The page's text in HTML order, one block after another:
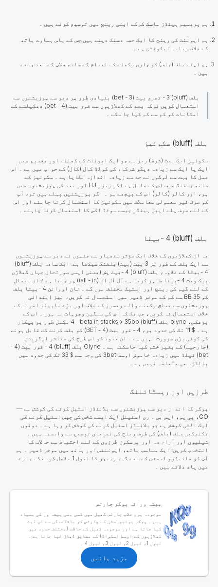
ہم پریمیم ہینڈز ماسک کرکے اپنی رینج میں توسیع کرتے ہیں ۔
ہم اپوننٹ کی رینج کا ایک حصہ دستک دیتے ہیں جس کے پاس ہمارے ہاتھ
کے خلاف زیادہ ایکوئٹی ہے ۔
ہم اپنے بلف (بلف) کو جاری رکھنے کے اقدام کے ساتھ فلاپ کے بعد جاتے
ہیں ۔
بلف (bluff) 3 - تھری بیٹ (3 - bet) بنیادی طور پر دیر سے پوزیشنوں سے
استعمال کریں تاکہ بعد کے کھلاڑیوں سے فور بیٹ (4 - bet) دھکیلنے کے
امکانات کو کم سے کم کیا جا سکے ۔
بلف (bluff) سکوئیز
سکوئیز ایک بیٹ (شرط) ریز
ہے جو ایک اپوننٹ کے کھلنے اور تقسیم میں
ایک یا ایک سے زیادہ دیگر شرکاء کی کولڈ کال (کال) کے جواب میں ہے ۔ اس
عمل کا بہت سے لوگوں نے حد سے زیادہ اندازہ لگایا ہے ۔ سکوئیز کے
ساتھ بلفنگ صرف اس کے قابل ہے اگر ریزر HJ اور بعد کی پوزیشنوں میں
ہو، اور کالر (کالر) اس کے پیچھے ہو ۔ اگر پوزیشنیں پہلے ہیں تو، آپ
کو صرف غیر معمولی معاملات میں سکوئیز کا استعمال کرنا چاہئے اور اس
کے لئے صرف پلے ایبل ہینڈز جیسے سوٹڈ اکس کا استعمال کرنا چاہئے ۔
بلف (bluff) 4 -بیٹا
یہ ان کھلاڑیوں کے خلاف ایک مؤثر ہتھیار ہے جنہوں نے دیر سے پوزیشنوں
سے ایک بلف کے طور پر 3 بیٹ (بیٹ) بلفنگ سیکھا ہے. ایک سادہ بلف (bluff)
4 -بیٹا کے علاوہ، بلف (bluff) 4 -بیٹ پش (یعنی ایسی صورتحال جہاں کھلاڑی
بیک وقت 4 -بیٹا ظاہر کرتا ہے آل آل ان (all - in)) پر جاتا ہے ؛ ان اعمال
کے لئے گیم کی رینج اور اسٹیک مختلف ہوں گے ۔ نان اووائن 4 -بیٹا بلف
کو 35 BB سے کم کے موثر ڈھیر میں استعمال نہ کریں، نیز ابتدائی
پوزیشنوں سے تعلق رکھنے والے ریسرز کے خلاف اور بڑے نابینا افراد کے
خلاف استعمال نہ کریں، جب تک کہ اس کی سنگین وجوہات نہ ہوں ۔ اس کے
برعکس، olyne بلف (bluff) 4 - beta in stacks > 35bb مکمل طور پر بیکار
ہے ۔ $ 11 تک کی حدود پر، 4 - فور بیٹ (4 - BET) کو بلف کرنے کے قابل ہونے
کی کوئی بڑی ضرورت نہیں ہے ۔ ان حدود کو اس طرح کی منتشر ایگریشن
(جارحیت) کے بغیر ختم کیا جاسکتا ہے ۔ Olyne بلف (bluff) 4 - فور بیٹ (4 -
bet) فیلڈ میں زیادہ خاموش اوسط 3bet کی وجہ سے $ 33 تک کی حدود میں
بالکل بھی متعلقہ نہیں ہے ۔
طرزیں اور ریسٹائلنگ
پوکر کا انداز دیر سے پوزیشنوں سے بلائنڈز اسٹیل کرنے کی کوشش ہے —
CO ، بی یو ، ایس بی
۔ ری اسٹیئل ایک ایسے شخص کی چپس اسٹیل کرنے کی
ایک الٹی کوشش ہے جو بلائنڈز اسٹیل کرنے کی کوشش کر رہا ہے ۔ دونوں
تکنیکیں بلف (بلف) کی طرف رینج کی نمایاں توسیع سے وابستہ ہیں ۔
شیلیوں اور آرام دہ اور پرسکون طرزوں کے لئے احتیاط سے حالات کا
انتخاب کریں: ایک مناسب ہاتھ، اپوننٹس اور ہاتھ میں موثر ڈھیر ۔ ہم
آپ کو مائیکرو لیمٹس کے لیے گیم رینجز کا لیول 1 حاصل کرنے کے بارے
میں یاد دلاتے ہیں ۔
پیشہ ورانہ پوکر چارٹس
موجودہ پری فلاپ چارٹس کھیل میں کسی بھی پیشہ ور کی بنیاد
ہیں ۔ پوکر یونیورسٹی کے چارٹس کو باقاعدگی سے اپ ڈیٹ
کیا جاتا ہے اور موجودہ کھیل کے حالات (مختلف حدود میں
کھلاڑیوں کے اوسط اسکواڈ) کے مطابق ڈھال لیا جاتا ہے ۔
لیول 1، لیول 2، لیول 3، لیول 4 ۔
مزید جانیں